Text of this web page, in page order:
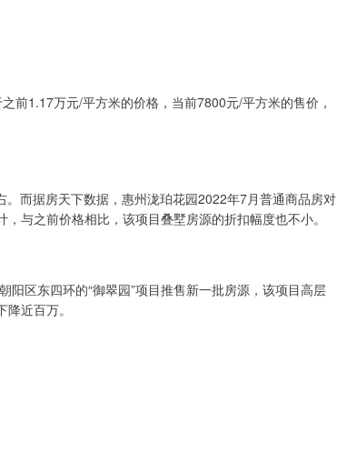
前1.17万元/平方米的价格，当前7800元/平方米的售价，
而据房天下数据，惠州泷珀花园2022年7月普通商品房对
与之前价格相比，该项目叠墅房源的折扣幅度也不小。
区东四环的“御翠园”项目推售新一批房源，该项目高层
近百万。